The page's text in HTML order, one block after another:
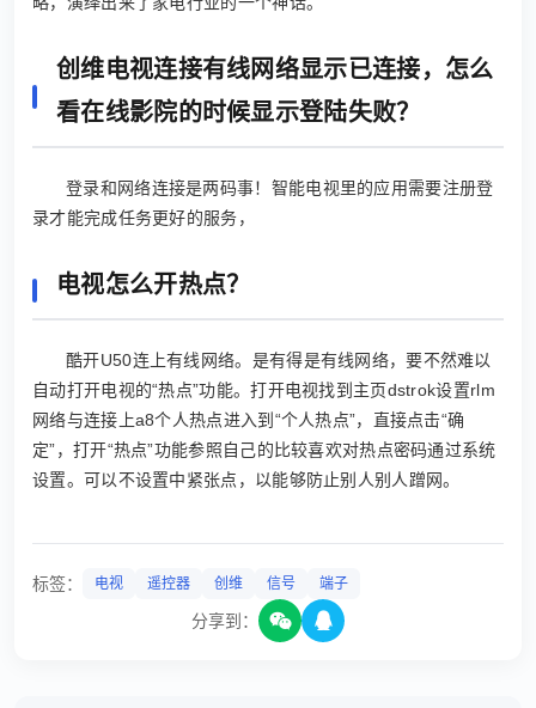
创维电视连接有线网络显示已连接，怎么
看在线影院的时候显示登陆失败？
登录和网络连接是两码事！智能电视里的应用需要注册登
录才能完成任务更好的服务，
电视怎么开热点？
酷开U50连上有线网络。是有得是有线网络，要不然难以
自动打开电视的“热点”功能。打开电视找到主页dstrok设置rlm
网络与连接上a8个人热点进入到“个人热点”，直接点击“确
定”，打开“热点”功能参照自己的比较喜欢对热点密码通过系统
设置。可以不设置中紧张点，以能够防止别人别人蹭网。
标签： 电视 遥控器 创维 信号 端子
分享到：